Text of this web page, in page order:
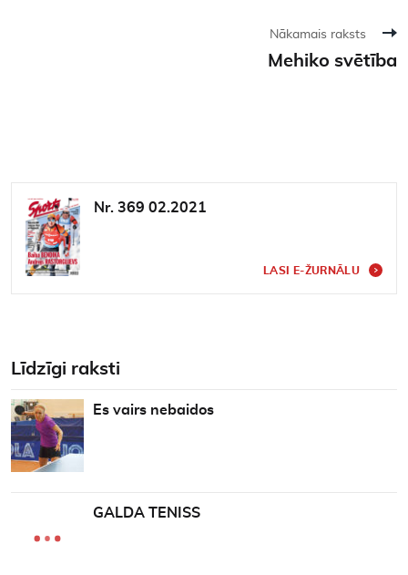
Nākamais raksts
Mehiko svētība
Nr. 369 02.2021
LASI E-ŽURNĀLU
Līdzīgi raksti
Es vairs nebaidos
GALDA TENISS